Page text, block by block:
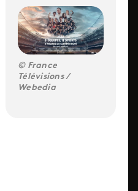
France
Télévisions /
Webedia